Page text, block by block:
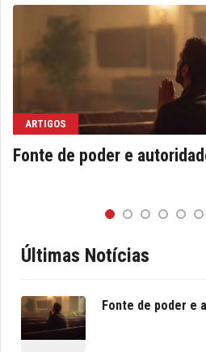
ARTIGOS
Fonte de poder e
Últimas Notícias
Fonte de poder e